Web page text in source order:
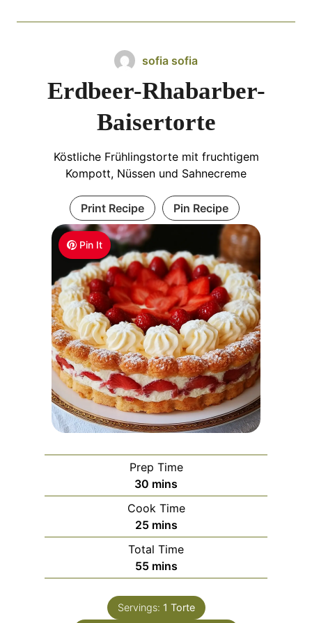
Pin It
sofia sofia
Erdbeer-Rhabarber-
Baisertorte
Köstliche Frühlingstorte mit fruchtigem
Kompott, Nüssen und Sahnecreme
Print Recipe Pin Recipe
Prep Time
30 m
i
n
u
t
e
s
mins
Cook Time
25m
i
n
u
e
mins
Total Time
55m
i
n
u
mins
Servings: 1 Torte